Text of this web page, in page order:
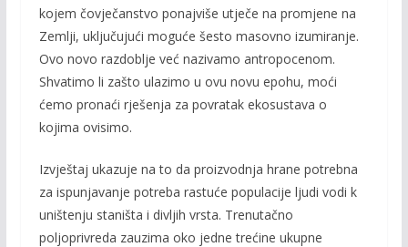
kojem čovječanstvo ponajviše utječe na promjene na
Zemlji, uključujući moguće šesto masovno izumiranje.
Ovo novo razdoblje već nazivamo antropocenom.
Shvatimo li zašto ulazimo u ovu novu epohu, moći
ćemo pronaći rješenja za povratak ekosustava o
kojima ovisimo.
Izvještaj ukazuje na to da proizvodnja hrane potrebna
za ispunjavanje potreba rastuće populacije ljudi vodi k
uništenju staništa i divljih vrsta. Trenutačno
poljoprivreda zauzima oko jedne trećine ukupne